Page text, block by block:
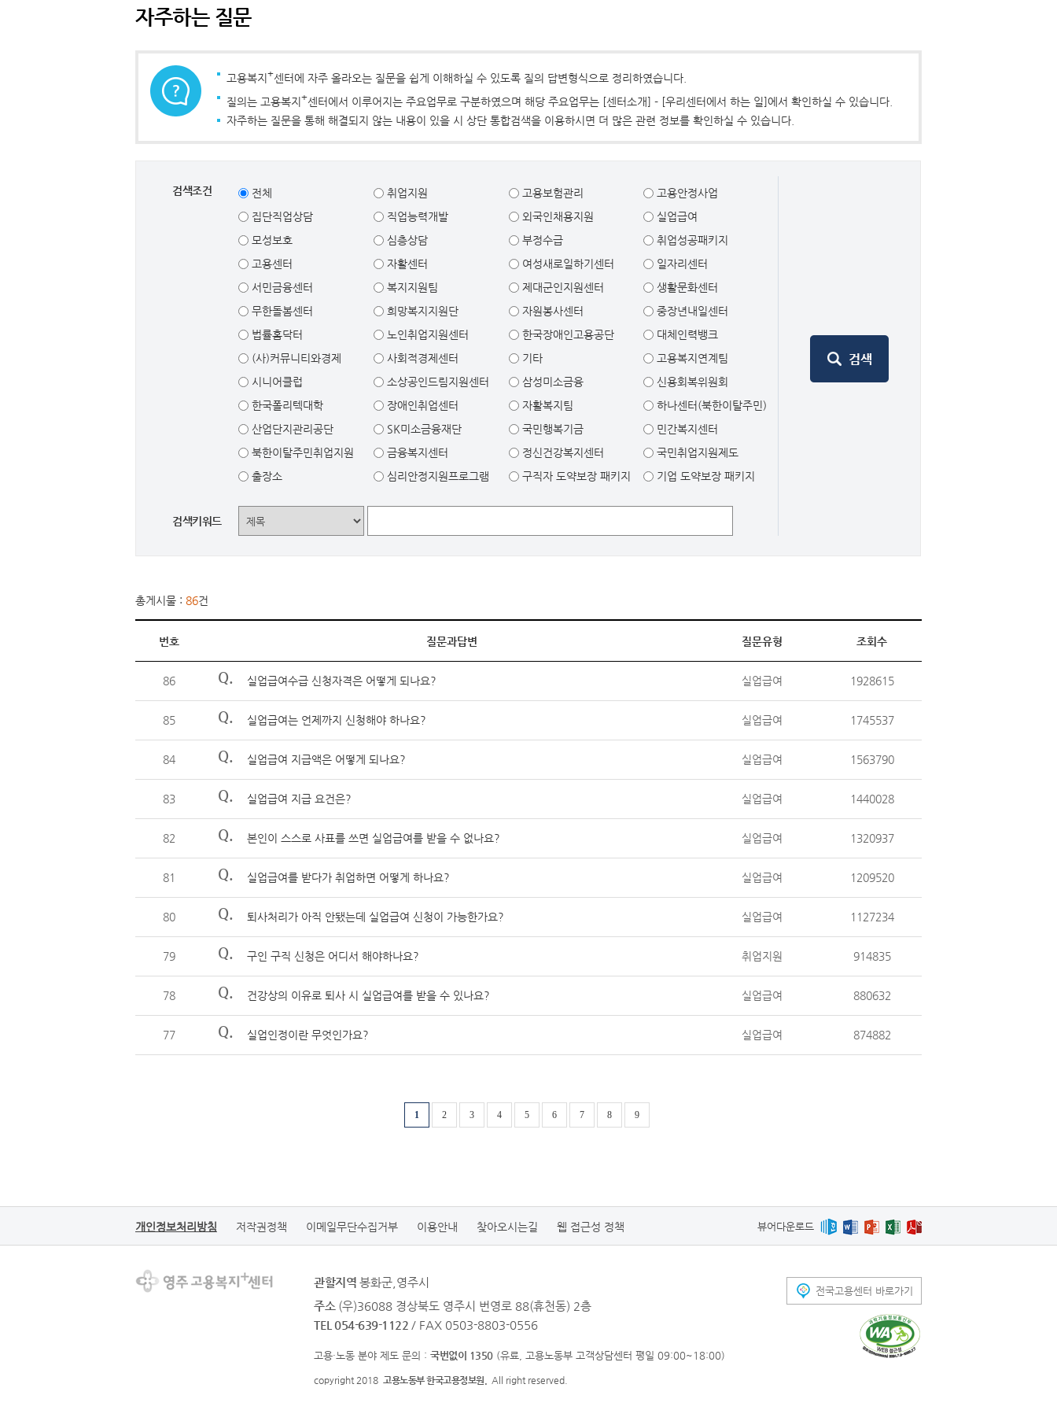
자주하는 질문
고용복지 +센터에 자주 올라오는 질문을 쉽게 이해하실 수 있도록 질의 답변형식으로 정리하였습니다.
질의는 고용복지+센터에서 이루어지는 주요업무로 구분하였으며 해당 주요업무는 [센터소개] - [우리센터에서 하는 일]에서 확인하실 수 있습니다.
자주하는 질문을 통해 해결되지 않는 내용이 있을 시 상단 통합검색을 이용하시면 더 많은 관련 정보를 확인하실 수 있습니다.
검색조건 전체 취업지원 고용보험관리
고용안정사업
집단직업상담
직업능력개발 외국인채용지원
실업급여
모성보호
심층상담 부정수급
취업성공패키지
고용센터
자활센터 여성새로일하기센터
일자리센터
서민금융센터
복지지원팀 제대군인지원센터
생활문화센터
무한돌봄센터
희망복지지원단 자원봉사센터
중장년내일센터
법률홈닥터
노인취업지원센터 한국장애인고용공단
대체인력뱅크
(사)커뮤니티와경제
사회적경제센터 기타
고용복지연계팀
시니어클럽
소상공인드림지원센터 삼성미소금융
신용회복위원회
한국폴리텍대학
장애인취업센터 자활복지팀
하나센터(북한이탈주민)
산업단지관리공단
SK미소금융재단 국민행복기금
민간복지센터
북한이탈주민취업지원
금융복지센터 정신건강복지센터
국민취업지원제도
출장소
심리안정지원프로그램 구직자 도약보장 패키지 기업 도약보장 패키지
검색키워드
총게시물 : 86건
번호 질문과답변 질문유형 조회수
86 Q. 실업급여수급 신청자격은 어떻게 되나요? 실업급여 1928615
85 Q. 실업급여는 언제까지 신청해야 하나요? 실업급여 1745537
84 Q. 실업급여 지급액은 어떻게 되나요? 실업급여 1563790
83 Q. 실업급여 지급 요건은? 실업급여 1440028
82 Q. 본인이 스스로 사표를 쓰면 실업급여를 받을 수 없나요? 실업급여 1320937
81 Q. 실업급여를 받다가 취업하면 어떻게 하나요? 실업급여 1209520
80 Q. 퇴사처리가 아직 안됐는데 실업급여 신청이 가능한가요? 실업급여 1127234
79 Q. 구인 구직 신청은 어디서 해야하나요? 취업지원 914835
78 Q. 건강상의 이유로 퇴사 시 실업급여를 받을 수 있나요? 실업급여 880632
77 Q. 실업인정이란 무엇인가요? 실업급여 874882
1 2 3 4 5 6 7 8 9
개인정보처리방침 저작권정책 이메일무단수집거부 이용안내 찾아오시는길 웹 접근성 정책 뷰어다운로드
관할지역 봉화군,영주시
주소 (우)36088 경상북도 영주시 번영로 88(휴천동) 2층
TEL 054-639-1122 / FAX 0503-8803-0556
고용·노동 분야 제도 문의 : 국번없이 1350(유료, 고용노동부 고객상담센터 평일 09:00~18:00)
copyright 2018 고용노동부 한국고용정보원. All right reserved.
전국고용센터 바로가기